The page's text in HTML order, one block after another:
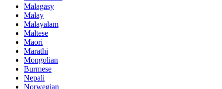
Malagasy
Malay
Malayalam
Maltese
Maori
Marathi
Mongolian
Burmese
Nepali
Norwegian